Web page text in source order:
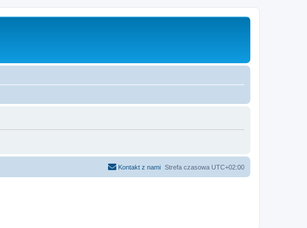
Strefa czasowa UTC+02:00
Kontakt z nami